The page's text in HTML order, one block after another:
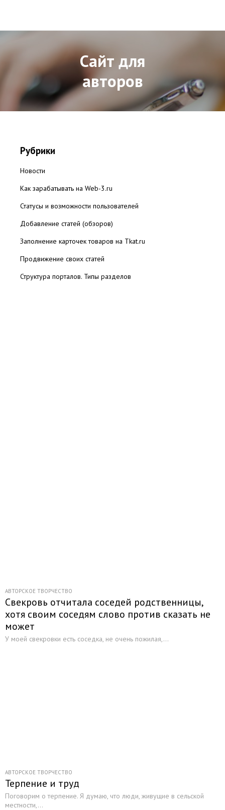
Сайт для
авторов
Рубрики
Новости
Как зарабатывать на Web-3.ru
Статусы и возможности пользователей
Добавление статей (обзоров)
Заполнение карточек товаров на Tkat.ru
Продвижение своих статей
Структура порталов. Типы разделов
АВТОРСКОЕ ТВОРЧЕСТВО
Свекровь отчитала соседей родственницы,
хотя своим соседям слово против сказать не
может
У моей свекровки есть соседка, не очень пожилая,...
АВТОРСКОЕ ТВОРЧЕСТВО
Терпение и труд
Поговорим о терпение. Я думаю, что люди, живущие в сельской
местности,...